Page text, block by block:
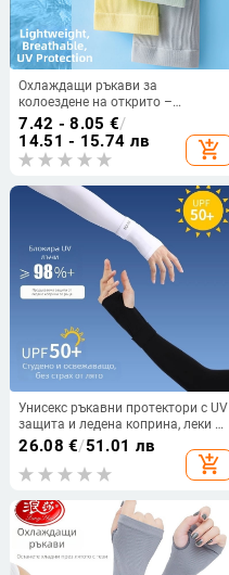
Охлаждащи ръкави за
колоездене на открито –
градиентен модел, найлон 70-80%
плат
7.42 - 8.05 €/
14.51 - 15.74 лв
add_shopping_cart
Унисекс ръкавни протектори с UV
защита и ледена коприна, леки за
каране (70–80% съдържание на
основната тъкан, тегло до 18 g)
26.08 €/51.01 лв
add_shopping_cart